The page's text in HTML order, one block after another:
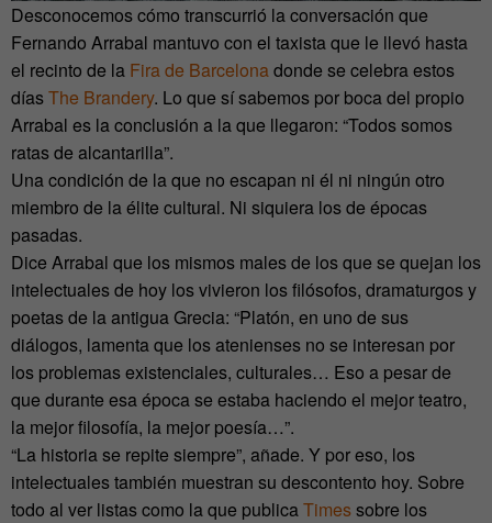
Desconocemos cómo transcurrió la conversación que
Fernando Arrabal mantuvo con el taxista que le llevó hasta
el recinto de la Fira de Barcelonadonde se celebra estos
díasThe Brandery. Lo que sí sabemos por boca del propio
Arrabal es la conclusión a la que llegaron: “Todos somos
ratas de alcantarilla”.
Una condición de la que no escapan ni él ni ningún otro
miembro de la élite cultural. Ni siquiera los de épocas
pasadas.
Dice Arrabal que los mismos males de los que se quejan los
intelectuales de hoy los vivieron los filósofos, dramaturgos y
poetas de la antigua Grecia: “Platón, en uno de sus
diálogos, lamenta que los atenienses no se interesan por
los problemas existenciales, culturales… Eso a pesar de
que durante esa época se estaba haciendo el mejor teatro,
la mejor filosofía, la mejor poesía…”.
“La historia se repite siempre”, añade. Y por eso, los
intelectuales también muestran su descontento hoy. Sobre
todo al ver listas como la que publicaTimessobre los